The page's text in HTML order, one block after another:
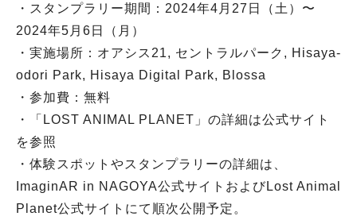
・スタンプラリー期間：2024年4月27日（土）〜
2024年5月6日（月）
・実施場所：オアシス21, セントラルパーク, Hisaya-
odori Park, Hisaya Digital Park, Blossa
・参加費：無料
・「LOST ANIMAL PLANET」の詳細は公式サイト
を参照
・体験スポットやスタンプラリーの詳細は、
ImaginAR in NAGOYA公式サイトおよびLost Animal
Planet公式サイトにて順次公開予定。